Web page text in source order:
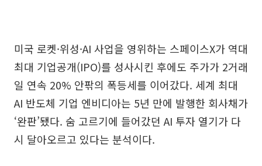
미국 로켓·위성·AI 사업을 영위하는 스페이스X가 역대
최대 기업공개(IPO)를 성사시킨 후에도 주가가 2거래
일 연속 20% 안팎의 폭등세를 이어갔다. 세계 최대
AI 반도체 기업 엔비디아는 5년 만에 발행한 회사채가
‘완판’됐다. 숨 고르기에 들어갔던 AI 투자 열기가 다
시 달아오르고 있다는 분석이다.